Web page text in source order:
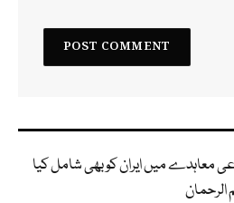
معاہدے میں ایران کو بھی شامل کیا
الرحمان